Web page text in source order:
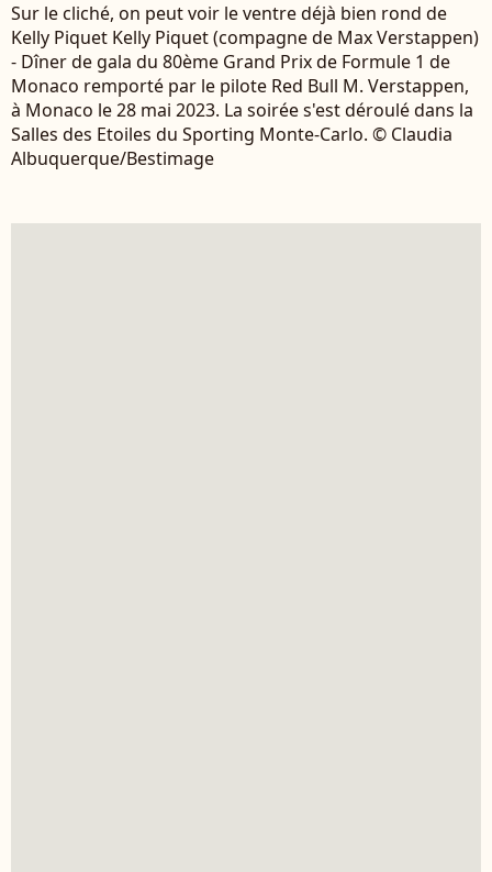
Sur le cliché, on peut voir le ventre déjà bien rond de
Kelly Piquet Kelly Piquet (compagne de Max Verstappen)
- Dîner de gala du 80ème Grand Prix de Formule 1 de
Monaco remporté par le pilote Red Bull M. Verstappen,
à Monaco le 28 mai 2023. La soirée s'est déroulé dans la
Salles des Etoiles du Sporting Monte-Carlo. © Claudia
Albuquerque/Bestimage